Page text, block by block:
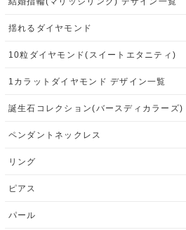
揺れるダイヤモンド
10粒ダイヤモンド(スイートエタニティ)
1カラットダイヤモンド デザイン一覧
誕生石コレクション(バースディカラーズ)
ペンダントネックレス
リング
ピアス
パール